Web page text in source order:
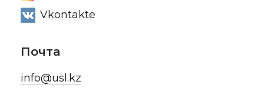
Vkontakte
Почта
info@usl.kz